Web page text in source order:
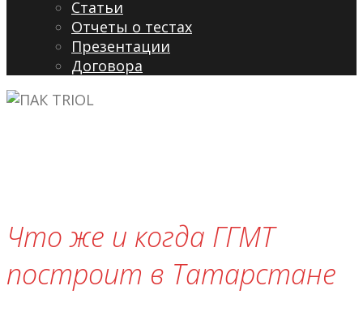
Cтатьи
Отчеты о тестах
Презентации
Договора
Что же и когда ГГМТ
построит в Татарстане